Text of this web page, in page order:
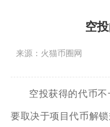
空
来源：火猫币圈网
空投获得的代币
要取决于项目代币解